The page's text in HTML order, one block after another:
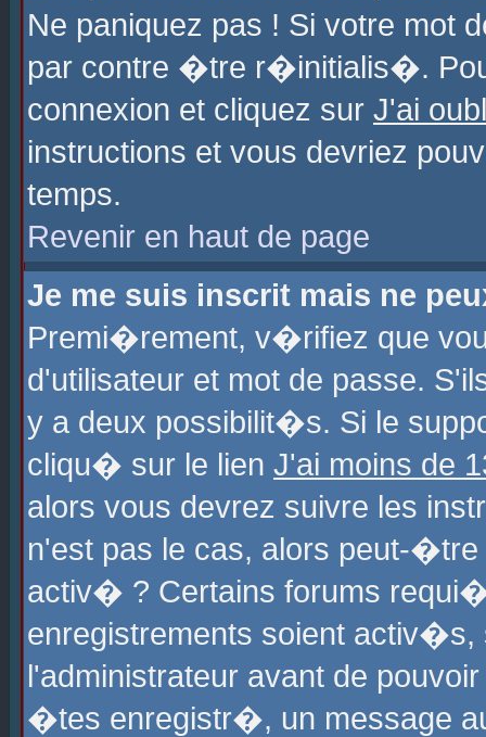
Ne paniquez pas ! Si votre
par contre �tre r�initialis�.
connexion et cliquez sur J'ai
instructions et vous devriez
temps.
Revenir en haut de page
Je me suis inscrit mais ne
Premi�rement, v�rifiez que
d'utilisateur et mot de passe.
y a deux possibilit�s. Si le
cliqu� sur le lien J'ai moins de
alors vous devrez suivre les
n'est pas le cas, alors peut-
activ� ? Certains forums
enregistrements soient
l'administrateur avant de
�tes enregistr�, un message